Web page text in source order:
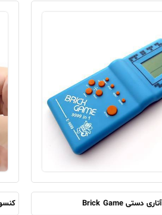
آتاری دستی Brick Game